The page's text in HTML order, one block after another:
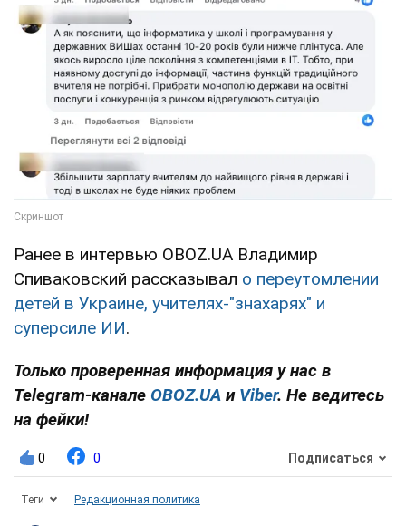
Ранее в интервью OBOZ.UA Владимир
Спиваковский рассказывал о переутомлении
детей в Украине, учителях-"знахарях" и
суперсиле ИИ.
Только проверенная информация у нас в
Telegram-канале OBOZ.UA и Viber. Не ведитесь
на фейки!
0 0 Подписаться
Теги Редакционная политика